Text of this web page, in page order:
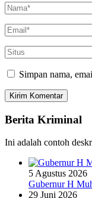
Simpan nama,
Berita Kriminal
Ini adalah contoh
5 Agustus 2026
Gubernur H
29 Juni 2026